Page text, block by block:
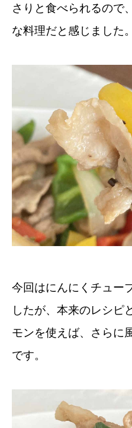
さりと食べられるので
な料理だと感じました。
今回はにんにくチュー
したが、本来のレシピ
モンを使えば、さらに
です。